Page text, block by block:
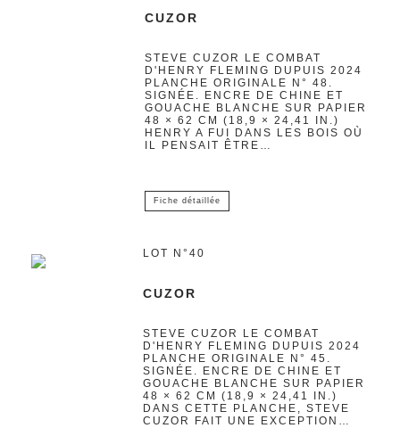
CUZOR
STEVE CUZOR LE COMBAT
D'HENRY FLEMING DUPUIS 2024
PLANCHE ORIGINALE N° 48.
SIGNÉE. ENCRE DE CHINE ET
GOUACHE BLANCHE SUR PAPIER
48 × 62 CM (18,9 × 24,41 IN.)
HENRY A FUI DANS LES BOIS OÙ
IL PENSAIT ÊTRE…
Fiche détaillée
LOT N°40
CUZOR
STEVE CUZOR LE COMBAT
D'HENRY FLEMING DUPUIS 2024
PLANCHE ORIGINALE N° 45.
SIGNÉE. ENCRE DE CHINE ET
GOUACHE BLANCHE SUR PAPIER
48 × 62 CM (18,9 × 24,41 IN.)
DANS CETTE PLANCHE, STEVE
CUZOR FAIT UNE EXCEPTION…